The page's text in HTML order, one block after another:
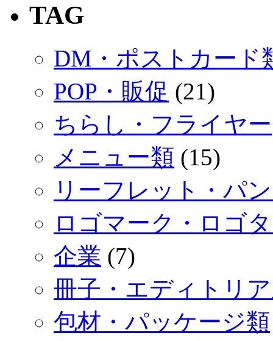
TAG
DM・ポストカード
POP・販促 (21)
ちらし・フライヤー
メニュー類 (15)
リーフレット・パ
ロゴマーク・ロゴ
企業 (7)
冊子・エディトリ
包材・パッケージ類